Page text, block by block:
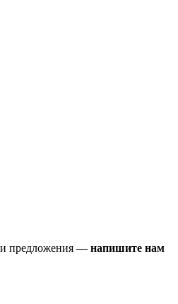
предложения — напишите нам